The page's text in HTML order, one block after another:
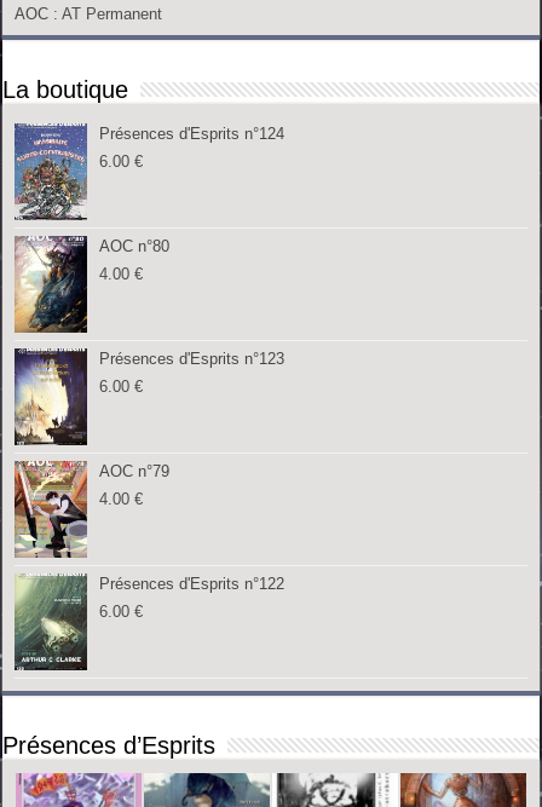
AOC : AT Permanent
La boutique
Présences d'Esprits n°124
6.00€
AOC n°80
4.00€
Présences d'Esprits n°123
6.00€
AOC n°79
4.00€
Présences d'Esprits n°122
6.00€
Présences d’Esprits